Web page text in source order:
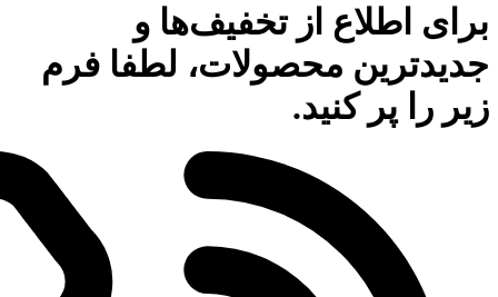
برای اطلاع از تخفیف‌ها و
جدیدترین محصولات، لطفا فرم
زیر را پر کنید.